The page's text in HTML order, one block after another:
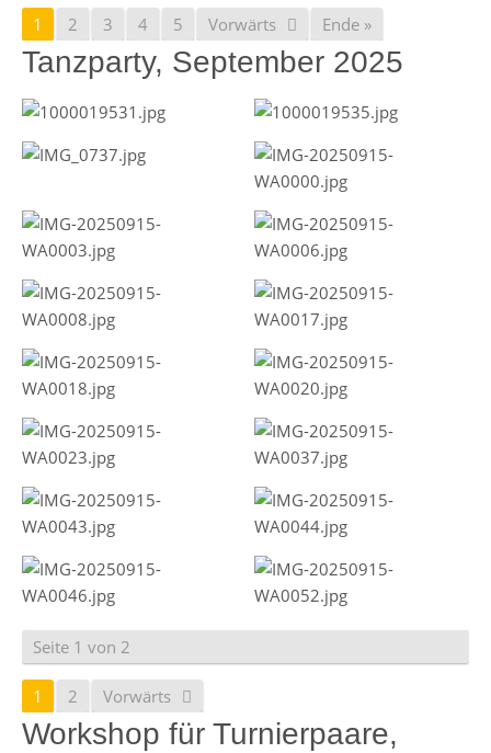
1 2 3 4 5 Vorwärts Ende »
Tanzparty, September 2025
Seite 1 von 2
1 2 Vorwärts
Workshop für Turnierpaare,